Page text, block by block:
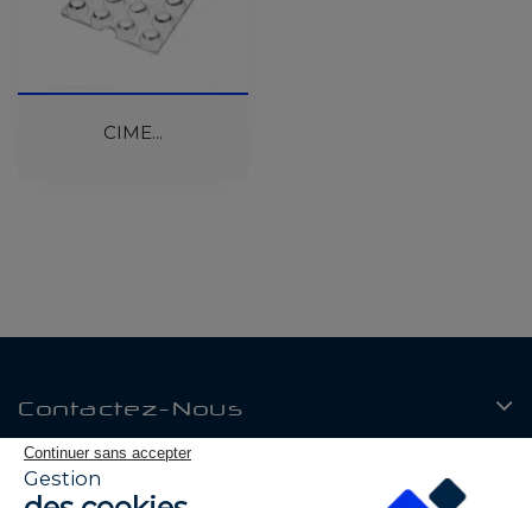
CIME...
Contactez-Nous
Produits
Continuer sans accepter
Gestion